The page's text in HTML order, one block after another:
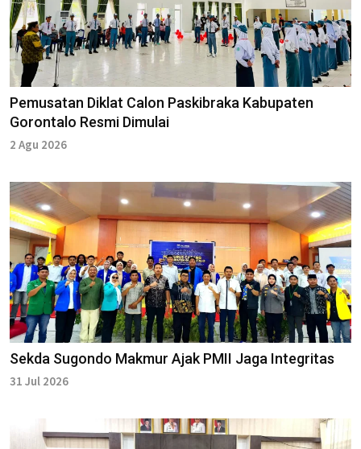
Pemusatan Diklat Calon Paskibraka Kabupaten
Gorontalo Resmi Dimulai
2 Agu 2026
Sekda Sugondo Makmur Ajak PMII Jaga Integritas
31 Jul 2026